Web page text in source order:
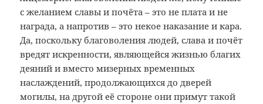
с желанием славыи почёта – это не плата и не
награда, анапротив – это некое наказание и кара.
Да, поскольку благоволения людей, славаи почёт
вредят искренности, являющейсяжизнью благих
деяний и вместо мизерныхвременных
наслаждений, продолжающихсядо дверей
могилы, на другой её сторонеони примут такой